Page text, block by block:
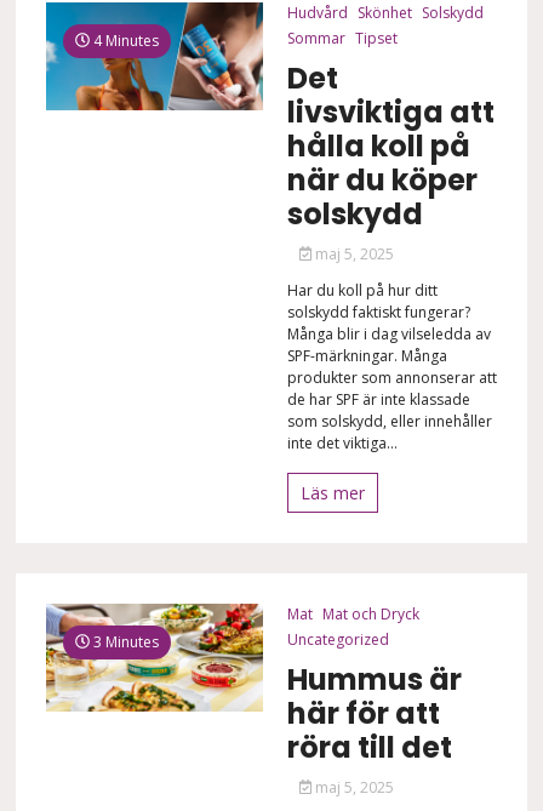
4 Minutes
Hudvård Skönhet Solskydd
Sommar Tipset
Det
livsviktiga att
hålla koll på
när du köper
solskydd
maj 5, 2025
Har du koll på hur ditt
solskydd faktiskt fungerar?
Många blir i dag vilseledda av
SPF-märkningar. Många
produkter som annonserar att
de har SPF är inte klassade
som solskydd, eller innehåller
inte det viktiga...
Läs mer
3 Minutes
Mat Mat och Dryck
Uncategorized
Hummus är
här för att
röra till det
maj 5, 2025